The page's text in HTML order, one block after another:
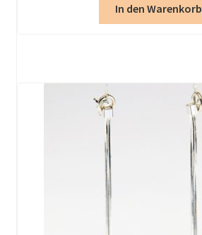
In den Warenkorb